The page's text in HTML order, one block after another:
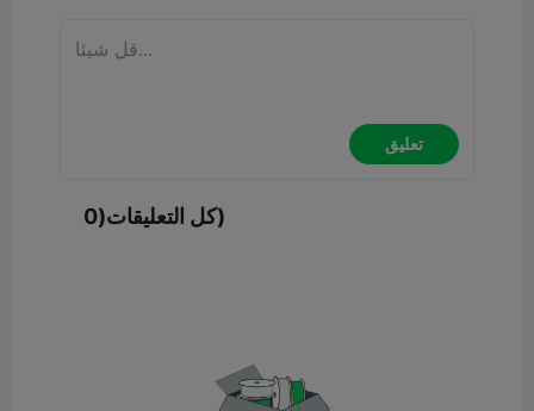
تعليق
كل التعليقات(0)